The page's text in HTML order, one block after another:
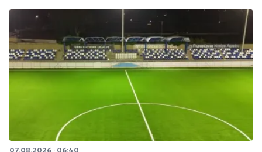
07.08.2026 · 06:40